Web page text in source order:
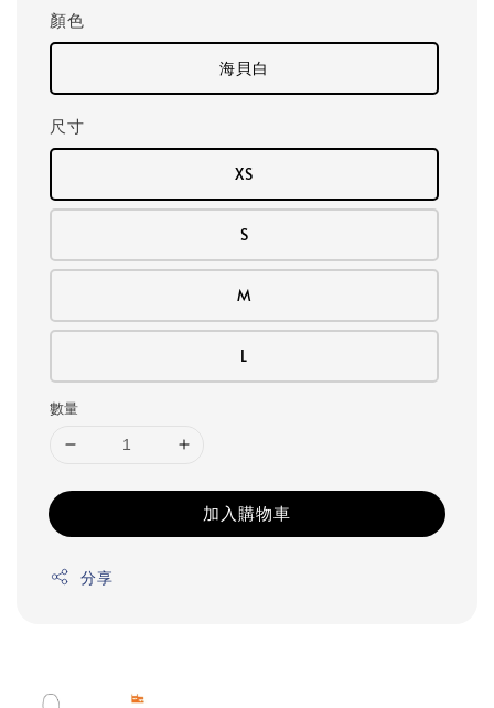
顏色
海貝白
尺寸
XS
S
M
L
數量
加入購物車
分享